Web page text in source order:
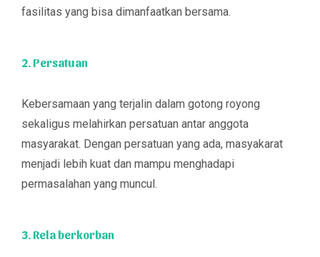
fasilitas yang bisa dimanfaatkan bersama.
2. Persatuan
Kebersamaan yang terjalin dalam gotong royong
sekaligus melahirkan persatuan antar anggota
masyarakat. Dengan persatuan yang ada, masyakarat
menjadi lebih kuat dan mampu menghadapi
permasalahan yang muncul.
3. Rela berkorban